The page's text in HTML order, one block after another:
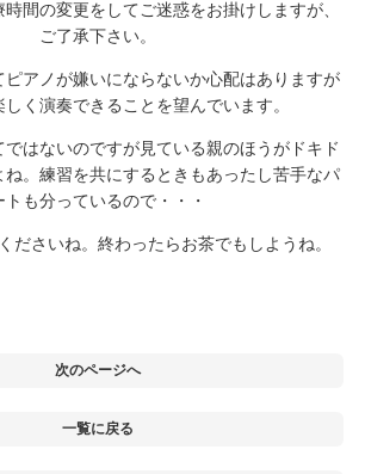
間の変更をしてご迷惑をお掛けしますが、
ご了承下さい。
アノが嫌いにならないか心配はありますが
しく演奏できることを望んでいます。
ではないのですが見ている親のほうがドキド
ね。練習を共にするときもあったし苦手なパ
トも分っているので・・・
ださいね。終わったらお茶でもしようね。
次のページへ
一覧に戻る